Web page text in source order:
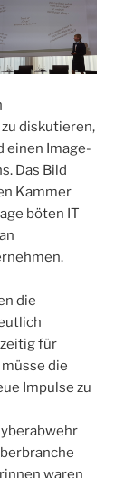
diskutieren,
einen Image-
Das Bild
Kammer
böten IT
die
für
die
Impulse zu